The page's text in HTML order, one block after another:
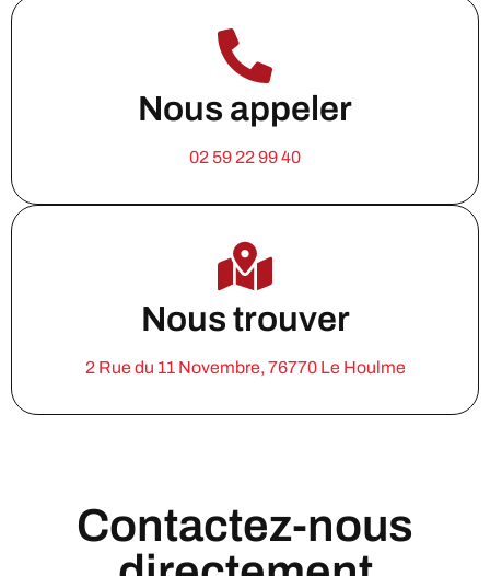
Nous appeler
02 59 22 99 40
Nous trouver
2 Rue du 11 Novembre, 76770 Le Houlme
Contactez-nous